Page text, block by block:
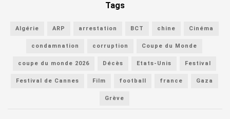
Tags
Algérie ARP arrestation BCT chine Cinéma
condamnation corruption Coupe du Monde
coupe du monde 2026 Décès Etats-Unis Festival
Festival de Cannes Film football france Gaza
Grève